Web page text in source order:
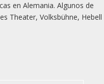
en Alemania. Algunos de
Theater, Volksbühne, Hebell